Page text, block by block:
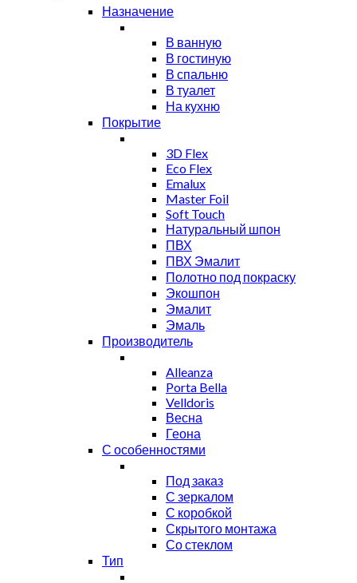
Назначение
В ванную
В гостиную
В спальню
В туалет
На кухню
Покрытие
3D Flex
Eco Flex
Emalux
Master Foil
Soft Touch
Натуральный шпон
ПВХ
ПВХ Эмалит
Полотно под покраску
Экошпон
Эмалит
Эмаль
Производитель
Alleanza
Porta Bella
Velldoris
Весна
Геона
С особенностями
Под заказ
С зеркалом
С коробкой
Скрытого монтажа
Со стеклом
Тип